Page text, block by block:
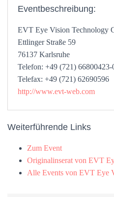
Eventbeschreibung:
EVT Eye Vision Technology
Ettlinger Straße 59
76137 Karlsruhe
Telefon: +49 (721) 66800423-
Telefax: +49 (721) 62690596
http://www.evt-web.com
Weiterführende Links
Zum Event
Originalinserat von EVT
Alle Events von EVT Eye